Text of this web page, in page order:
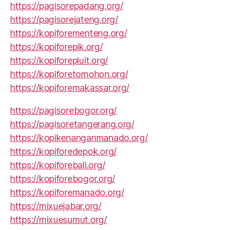
https://pagisorepadang.org/
https://pagisorejateng.org/
https://kopiforementeng.org/
https://kopiforepik.org/
https://kopiforepluit.org/
https://kopiforetomohon.org/
https://kopiforemakassar.org/
https://pagisorebogor.org/
https://pagisoretangerang.org/
https://kopikenanganmanado.org/
https://kopiforedepok.org/
https://kopiforebali.org/
https://kopiforebogor.org/
https://kopiforemanado.org/
https://mixuejabar.org/
https://mixuesumut.org/